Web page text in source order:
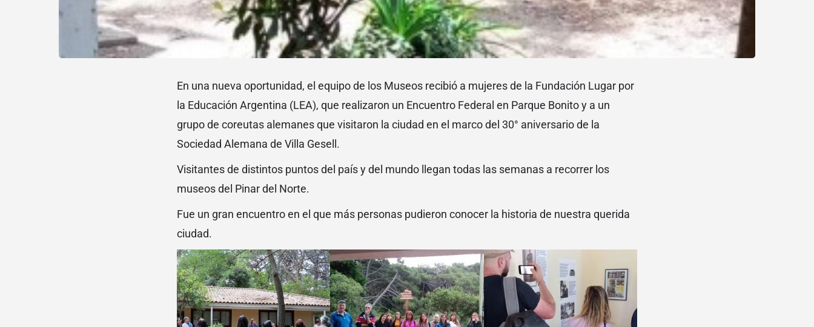
En una nueva oportunidad, el equipo de los Museos recibió a mujeres de la Fundación Lugar por
la Educación Argentina (LEA), que realizaron un Encuentro Federal en Parque Bonito y a un
grupo de coreutas alemanes que visitaron la ciudad en el marco del 30° aniversario de la
Sociedad Alemana de Villa Gesell.
Visitantes de distintos puntos del país y del mundo llegan todas las semanas a recorrer los
museos del Pinar del Norte.
Fue un gran encuentro en el que más personas pudieron conocer la historia de nuestra querida
ciudad.